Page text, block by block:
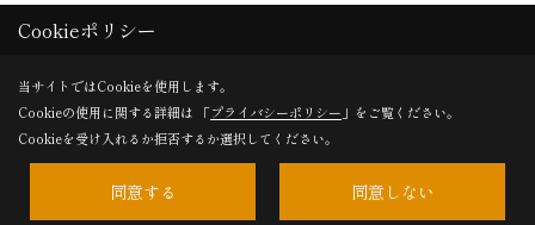
＜定休日＞水曜日・祝日
Copyright (c) mizukami. All Rights Reserved.
Cookieポリシー
当サイトではCookieを使用します。
Cookieの使用に関する詳細は 「プライバシーポリシー 」をご覧ください。
Cookieを受け入れるか拒否するか選択してください。
同意する 同意しない